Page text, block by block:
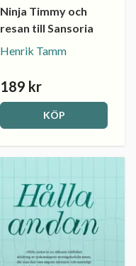
Ninja Timmy och
resan till Sansoria
Henrik Tamm
189 kr
KÖP